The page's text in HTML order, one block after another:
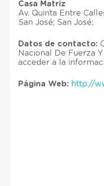
Casa Matriz
Av. Quinta Entre
San José; San José;
Datos de contacto:
Nacional De Fuerza
acceder a la
Página Web: http://